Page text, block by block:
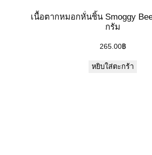
เนื้อตากหมอกหั่นชิ้น Smoggy
กรัม
265.00฿
หยิบใส่ตะกร้า